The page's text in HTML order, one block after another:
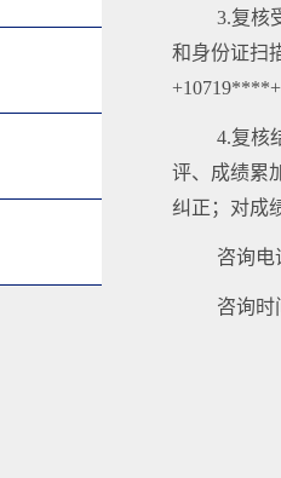
3.复核
和身份证扫
4.复核
评、成绩累
纠正；对成
咨询电
咨询时